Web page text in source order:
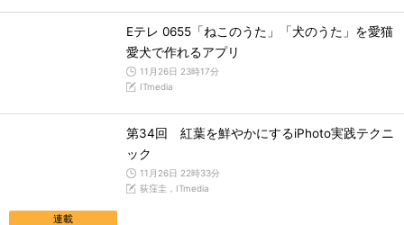
Eテレ 0655「ねこのうた」「犬のうた」を愛猫
愛犬で作れるアプリ
11月26日 23時17分
ITmedia
連載
第34回 紅葉を鮮やかにするiPhoto実践テクニ
ック
11月26日 22時33分
荻窪圭，ITmedia